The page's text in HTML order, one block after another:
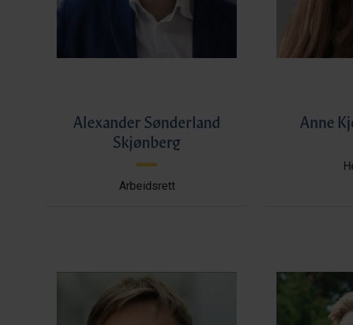
Alexander Sønderland
Skjønberg
Arbeidsrett
Anne